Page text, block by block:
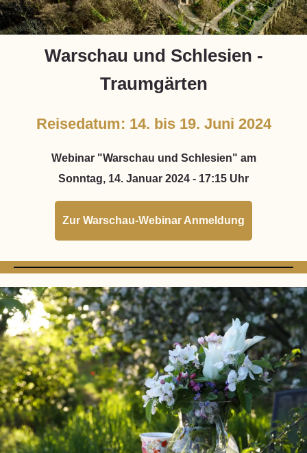
Warschau und Schlesien -
Traumgärten
Reisedatum: 14. bis 19. Juni 2024
Webinar "Warschau und Schlesien" am
Sonntag, 14. Januar 2024 - 17:15 Uhr
Zur Warschau-Webinar Anmeldung